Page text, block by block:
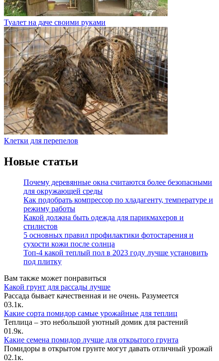
Туалет на даче своими руками
Клетки для перепелов
Новые статьи
Почему деревянные окна считаются более безопасными
для окружающей среды
Как подобрать компрессор по хладагенту, температуре и
режиму работы
Какой должна быть одежда для парикмахеров и
стилистов
5 основных правил профилактики фотостарения и
сухости кожи после солнца
Топ-4 какой теплый пол в 2023 году лучше установить
под плитку
Вам также может понравиться
Какой грунт для рассады лучше
Рассада бывает качественная и не очень. Разумеется
03.1к.
Какие сорта помидор самые урожайные для теплиц
Теплица – это небольшой уютный домик для растений
01.9к.
Какие семена помидор лучше для открытого грунта
Помидоры в открытом грунте могут давать отличный урожай
02.1к.